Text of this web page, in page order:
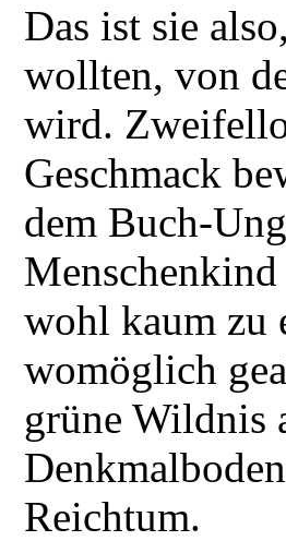
Das ist sie
wollten, von
wird.
Geschmack
dem Buch-
wohl kaum zu
womöglich
grüne Wildnis
Reichtum.